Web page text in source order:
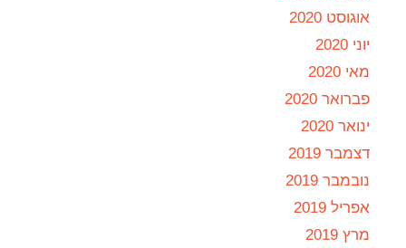
אוגוסט 2020
יוני 2020
מאי 2020
פברואר 2020
ינואר 2020
דצמבר 2019
נובמבר 2019
אפריל 2019
מרץ 2019